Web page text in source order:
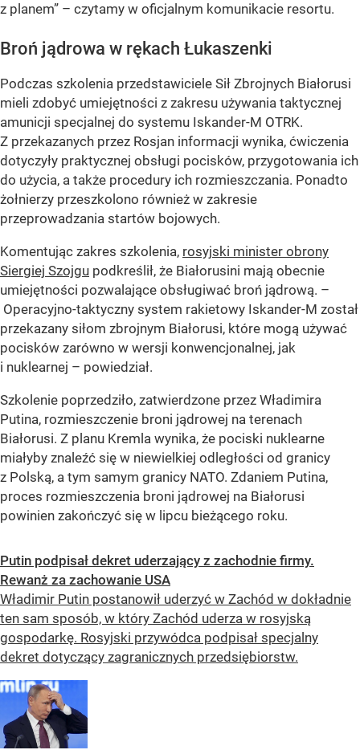
z planem” – czytamy w oficjalnym komunikacie resortu.
Broń jądrowa w rękach Łukaszenki
Podczas szkolenia przedstawiciele Sił Zbrojnych Białorusi
mieli zdobyć umiejętności z zakresu używania taktycznej
amunicji specjalnej do systemu Iskander-M OTRK.
Z przekazanych przez Rosjan informacji wynika, ćwiczenia
dotyczyły praktycznej obsługi pocisków, przygotowania ich
do użycia, a także procedury ich rozmieszczania. Ponadto
żołnierzy przeszkolono również w zakresie
przeprowadzania startów bojowych.
Komentując zakres szkolenia, rosyjski minister obrony
Siergiej Szojgu podkreślił, że Białorusini mają obecnie
umiejętności pozwalające obsługiwać broń jądrową. –
Operacyjno-taktyczny system rakietowy Iskander-M został
przekazany siłom zbrojnym Białorusi, które mogą używać
pocisków zarówno w wersji konwencjonalnej, jak
i nuklearnej – powiedział.
Szkolenie poprzedziło, zatwierdzone przez Władimira
Putina, rozmieszczenie broni jądrowej na terenach
Białorusi. Z planu Kremla wynika, że pociski nuklearne
miałyby znaleźć się w niewielkiej odległości od granicy
z Polską, a tym samym granicy NATO. Zdaniem Putina,
proces rozmieszczenia broni jądrowej na Białorusi
powinien zakończyć się w lipcu bieżącego roku.
Putin podpisał dekret uderzający z zachodnie firmy.
Rewanż za zachowanie USA
Władimir Putin postanowił uderzyć w Zachód w dokładnie
ten sam sposób, w który Zachód uderza w rosyjską
gospodarkę. Rosyjski przywódca podpisał specjalny
dekret dotyczący zagranicznych przedsiębiorstw.